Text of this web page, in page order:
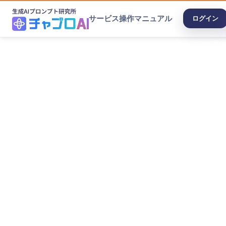
サービス操作マニュアル ログイン